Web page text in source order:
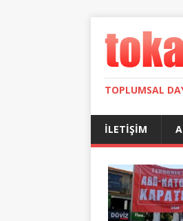
TOPLUMSAL
İLETIŞIM